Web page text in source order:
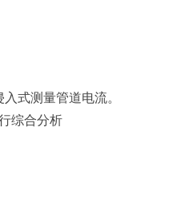
式测量管道电流。
综合分析